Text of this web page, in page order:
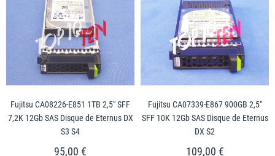
Fujitsu CA08226-E851 1TB 2,5" SFF
7,2K 12Gb SAS Disque de Eternus DX
S3 S4
95,00 €
Fujitsu CA07339-E867 900GB 2,5"
SFF 10K 12Gb SAS Disque de Eternus
DX S2
109,00 €